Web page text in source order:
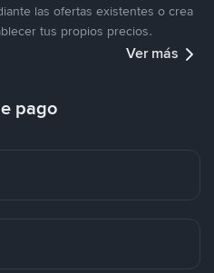
las ofertas existentes o crea
tus propios precios.
Ver más
pago